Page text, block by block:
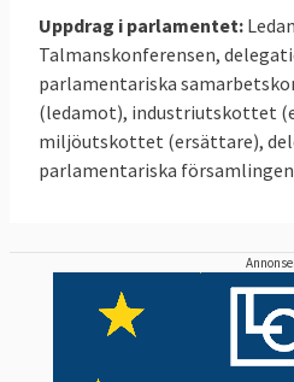
Uppdrag i parlamentet:
Talmanskonferensen,
parlamentariska
(ledamot), industriutskottet
miljöutskottet (ersättare),
parlamentariska